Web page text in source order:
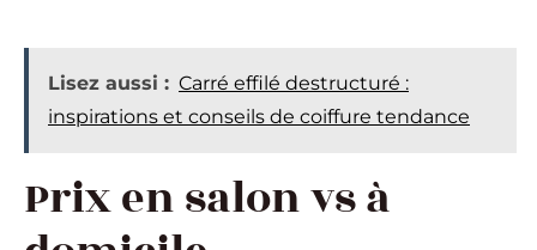
Lisez aussi : Carré effilé destructuré :
inspirations et conseils de coiffure tendance
Prix en salon vs à